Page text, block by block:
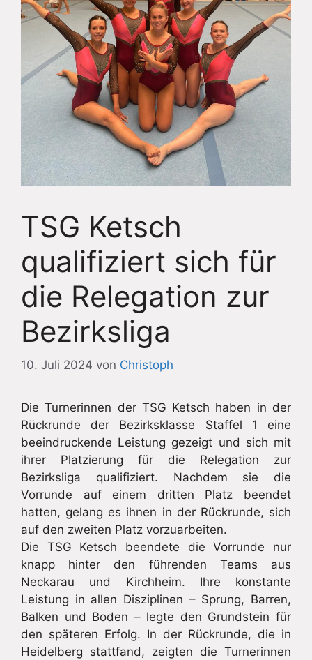
TSG Ketsch
qualifiziert sich für
die Relegation zur
Bezirksliga
10. Juli 2024 von Christoph
Die Turnerinnen der TSG Ketsch haben in der
Rückrunde der Bezirksklasse Staffel 1 eine
beeindruckende Leistung gezeigt und sich mit
ihrer Platzierung für die Relegation zur
Bezirksliga qualifiziert. Nachdem sie die
Vorrunde auf einem dritten Platz beendet
hatten, gelang es ihnen in der Rückrunde, sich
auf den zweiten Platz vorzuarbeiten.
Die TSG Ketsch beendete die Vorrunde nur
knapp hinter den führenden Teams aus
Neckarau und Kirchheim. Ihre konstante
Leistung in allen Disziplinen – Sprung, Barren,
Balken und Boden – legte den Grundstein für
den späteren Erfolg. In der Rückrunde, die in
Heidelberg stattfand, zeigten die Turnerinnen